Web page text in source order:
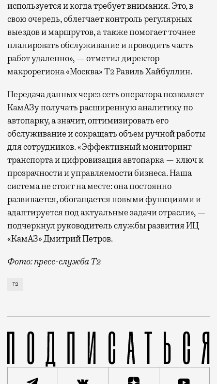
используется и когда требует внимания. Это, в
свою очередь, облегчает контроль регулярных
выездов и маршрутов, а также помогает точнее
планировать обслуживание и проводить часть
работ удаленно», — отметил директор
макрорегиона «Москва» Т2 Равиль Хайбуллин.
Передача данных через сеть оператора позволяет
КамАЗу получать расширенную аналитику по
автопарку, а значит, оптимизировать его
обслуживание и сокращать объем ручной работы
для сотрудников. «Эффективный мониторинг
транспорта и цифровизация автопарка — ключ к
прозрачности и управляемости бизнеса. Наша
система не стоит на месте: она постоянно
развивается, обогащается новыми функциями и
адаптируется под актуальные задачи отрасли», —
подчеркнул руководитель службы развития ИЦ
«КамАЗ» Дмитрий Петров.
Фото: пресс-служба Т2
Т2 развивает решения для автомобильной
Т2